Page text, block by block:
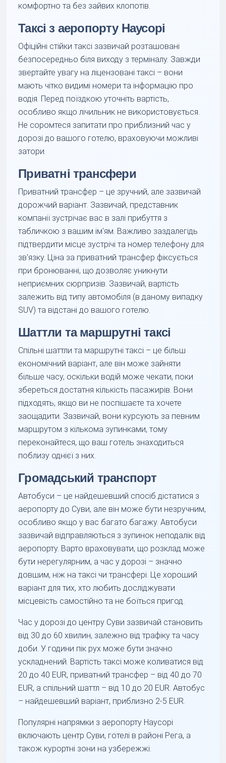
комфортно та без зайвих клопотів.
Таксі з аеропорту Наусорі
Офіційні стійки таксі зазвичай розташовані
безпосередньо біля виходу з терміналу. Завжди
звертайте увагу на ліцензовані таксі – вони
мають чітко видимі номери та інформацію про
водія. Перед поїздкою уточніть вартість,
особливо якщо лічильник не використовується.
Не соромтеся запитати про приблизний час у
дорозі до вашого готелю, враховуючи можливі
затори.
Приватні трансфери
Приватний трансфер – це зручний, але зазвичай
дорожчий варіант. Зазвичай, представник
компанії зустрічає вас в залі прибуття з
табличкою з вашим ім'ям. Важливо заздалегідь
підтвердити місце зустрічі та номер телефону для
зв'язку. Ціна за приватний трансфер фіксується
при бронюванні, що дозволяє уникнути
неприємних сюрпризів. Зазвичай, вартість
залежить від типу автомобіля (в даному випадку
SUV) та відстані до вашого готелю.
Шаттли та маршрутні таксі
Спільні шаттли та маршрутні таксі – це більш
економічний варіант, але він може зайняти
більше часу, оскільки водій може чекати, поки
збереться достатня кількість пасажирів. Вони
підходять, якщо ви не поспішаєте та хочете
заощадити. Зазвичай, вони курсують за певним
маршрутом з кількома зупинками, тому
переконайтеся, що ваш готель знаходиться
поблизу однієї з них.
Громадський транспорт
Автобуси – це найдешевший спосіб дістатися з
аеропорту до Суви, але він може бути незручним,
особливо якщо у вас багато багажу. Автобуси
зазвичай відправляються з зупинок неподалік від
аеропорту. Варто враховувати, що розклад може
бути нерегулярним, а час у дорозі – значно
довшим, ніж на таксі чи трансфері. Це хороший
варіант для тих, хто любить досліджувати
місцевість самостійно та не боїться пригод.
Час у дорозі до центру Суви зазвичай становить
від 30 до 60 хвилин, залежно від трафіку та часу
доби. У години пік рух може бути значно
ускладнений. Вартість таксі може коливатися від
20 до 40 EUR, приватний трансфер – від 40 до 70
EUR, а спільний шаттл – від 10 до 20 EUR. Автобус
– найдешевший варіант, приблизно 2-5 EUR.
Популярні напрямки з аеропорту Наусорі
включають центр Суви, готелі в районі Рега, а
також курортні зони на узбережжі.